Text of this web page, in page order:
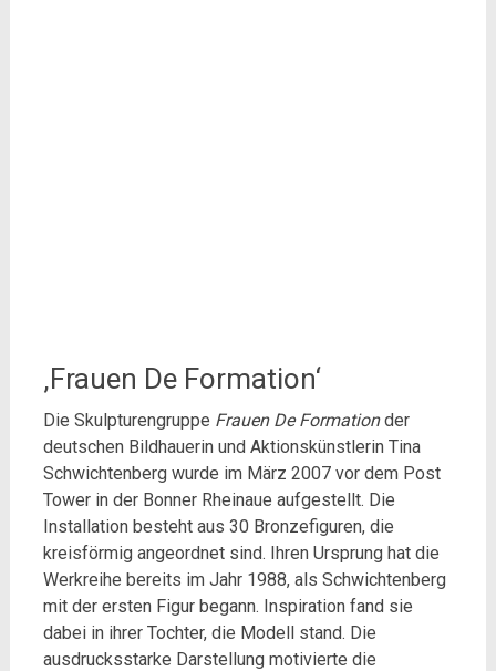
‚Frauen De Formation‘
Die Skulpturengruppe Frauen De Formationder
deutschen Bildhauerin und Aktionskünstlerin Tina
Schwichtenberg wurde im März 2007 vor dem Post
Tower in der Bonner Rheinaue aufgestellt. Die
Installation besteht aus 30 Bronzefiguren, die
kreisförmig angeordnet sind. Ihren Ursprung hat die
Werkreihe bereits im Jahr 1988, als Schwichtenberg
mit der ersten Figur begann. Inspiration fand sie
dabei in ihrer Tochter, die Modell stand. Die
ausdrucksstarke Darstellung motivierte die